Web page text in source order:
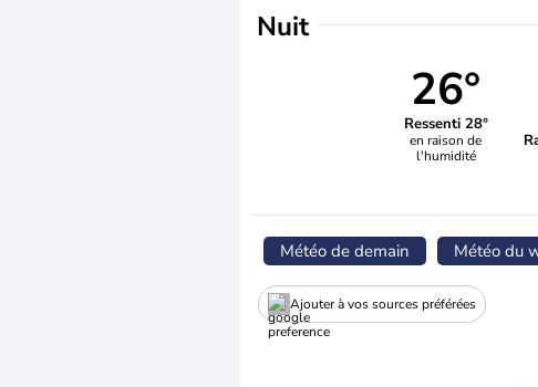
Nuit
26°
Ressenti 28°
en raison de
l'humidité
Météo de demain Météo du
Ajouter à vos sources préférées